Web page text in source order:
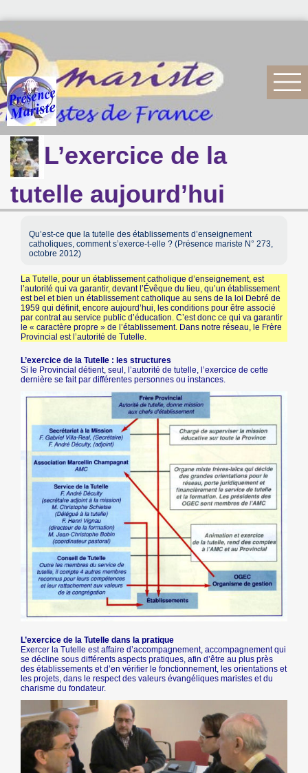
L’exercice de la
tutelle aujourd’hui
Qu’est-ce que la tutelle des établissements d’enseignement
catholiques, comment s’exerce-t-elle ? (Présence mariste N° 273,
octobre 2012)
La Tutelle, pour un établissement catholique d’enseignement, est
l’autorité qui va garantir, devant l’Évêque du lieu, qu’un établissement
est bel et bien un établissement catholique au sens de la loi Debré de
1959 qui définit, encore aujourd’hui, les conditions pour être associé
par contrat au service public d’éducation. C’est donc ce qui va garantir
le « caractère propre » de l’établissement. Dans notre réseau, le Frère
Provincial est l’autorité de Tutelle.
L’exercice de la Tutelle : les structures
Si le Provincial détient, seul, l’autorité de tutelle, l’exercice de cette
dernière se fait par différentes personnes ou instances.
L’exercice de la Tutelle dans la pratique
Exercer la Tutelle est affaire d’accompagnement, accompagnement qui
se décline sous différents aspects pratiques, afin d’être au plus près
des établissements et d’en vérifier le fonctionnement, les orientations et
les projets, dans le respect des valeurs évangéliques maristes et du
charisme du fondateur.